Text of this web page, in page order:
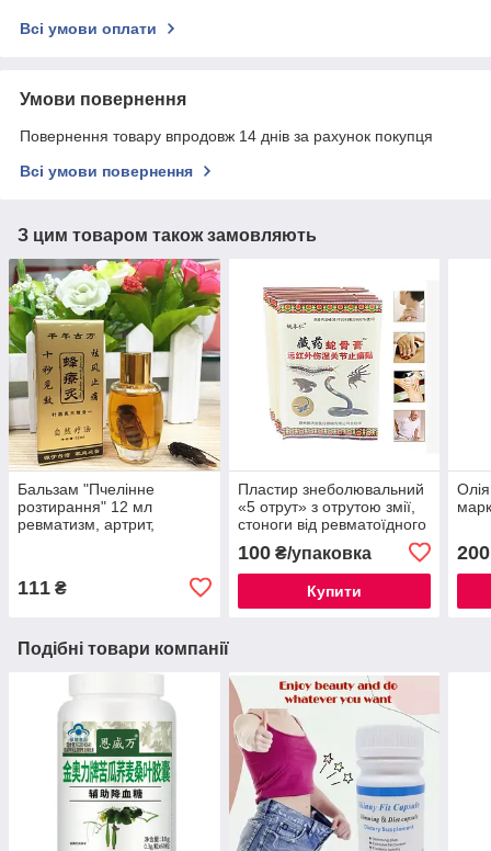
Всі умови оплати
Умови повернення
Повернення товару впродовж 14 днів за рахунок покупця
Всі умови повернення
З цим товаром також замовляють
Бальзам "Пчелінне
розтирання" 12 мл
ревматизм, артрит,
111 ₴
Пластир знеболювальний
«5 отрут» з отрутою змії,
стоноги від ревматоїдного
100₴/упаковка
Купити
200
Подібні товари компанії